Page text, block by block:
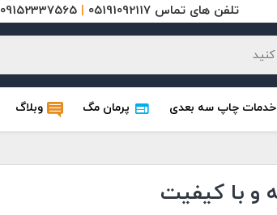
تلفن های تماس 05191092117 09152337565
خدمات چاپ سه بعدی پرمان مگ وبلاگ